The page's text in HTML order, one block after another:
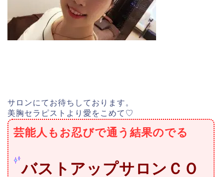
サロンにてお待ちしております。
美胸セラピストより愛をこめて♡
芸能人もお忍びで通う結果のでる
バストアップサロンＣＯ